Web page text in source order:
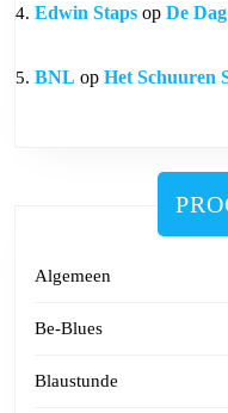
Edwin Staps op De
BNL op Het Schuuren
Algemeen
Be-Blues
Blaustunde